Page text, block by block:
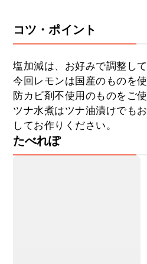
コツ・ポイント
塩加減は、お好みで調整して
今回レモンは国産のものを
防カビ剤不使用のものをご使
ツナ水煮はツナ油漬けでも
してお作りください。
たべれぽ